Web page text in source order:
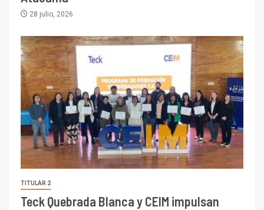
28 julio, 2026
TITULAR 2
Teck Quebrada Blanca y CEIM impulsan